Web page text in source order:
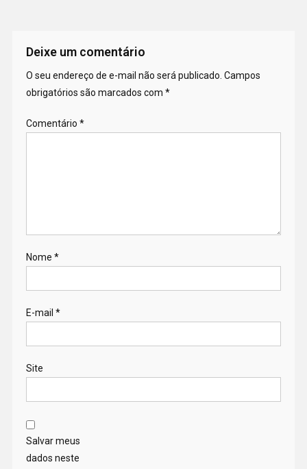
Deixe um comentário
O seu endereço de e-mail não será publicado. Campos
obrigatórios são marcados com *
Comentário *
Nome *
E-mail *
Site
Salvar meus
dados neste